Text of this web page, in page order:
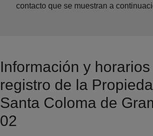
contacto que se muestran a
Información y horarios
registro de la
Santa Coloma de
02